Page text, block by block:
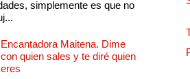
simplemente es que no
Encantadora Maitena. Dime
con quien sales y te diré quien
eres